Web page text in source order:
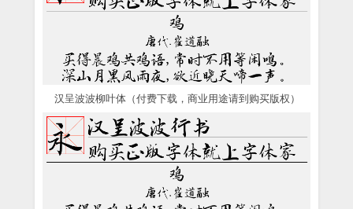
汉呈波波柳叶体（付费下载，商业用途请到购买版权）